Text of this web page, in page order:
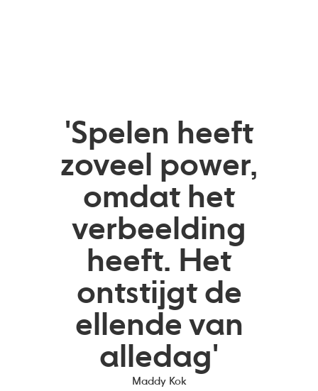
'Spelen heeft
zoveel power,
omdat het
verbeelding
heeft. Het
ontstijgt de
ellende van
alledag'
Maddy Kok